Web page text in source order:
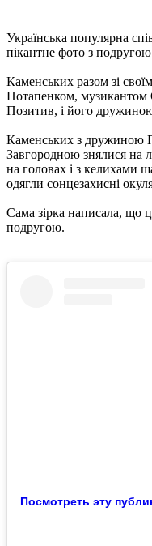
Українська популярна
пікантне фото з подругою
Каменських разом зі
Потапенком, музикантом
Позитив, і його дружиною
Каменських з дружиною
Завгородною знялися на
на головах і з келихами
одягли сонцезахисні
Сама зірка написала, що
подругою.
Посмотреть эту